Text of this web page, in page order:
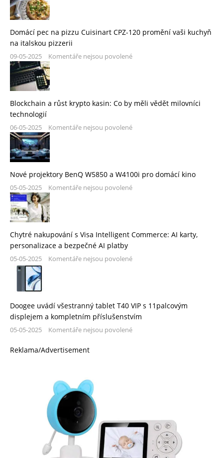
Domácí pec na pizzu Cuisinart CPZ-120 promění vaši kuchyň
na italskou pizzerii
09-05-2025 Komentáře nejsou povolené
Blockchain a růst krypto kasin: Co by měli vědět milovníci
technologií
06-05-2025 Komentáře nejsou povolené
Nové projektory BenQ W5850 a W4100i pro domácí kino
05-05-2025 Komentáře nejsou povolené
Chytré nakupování s Visa Intelligent Commerce: AI karty,
personalizace a bezpečné AI platby
05-05-2025 Komentáře nejsou povolené
Doogee uvádí všestranný tablet T40 VIP s 11palcovým
displejem a kompletním příslušenstvím
05-05-2025 Komentáře nejsou povolené
Reklama/Advertisement